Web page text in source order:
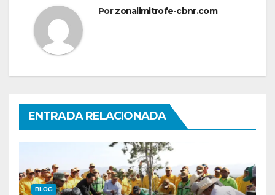
Porzonalimitrofe-cbnr.com
ENTRADA RELACIONADA
BLOG